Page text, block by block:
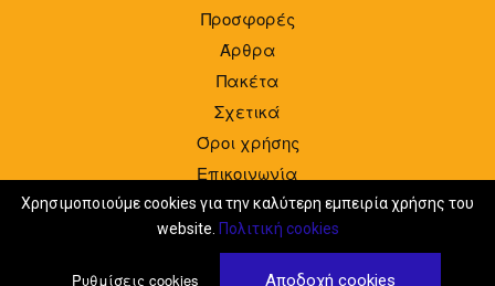
Προσφορές
Άρθρα
Πακέτα
Σχετικά
Όροι χρήσης
Επικοινωνία
Είσοδος
Χρησιμοποιούμε cookies για την καλύτερη εμπειρία χρήσης του
website. Πολιτική cookies
Ρυθμίσεις cookies Αποδοχή cookies